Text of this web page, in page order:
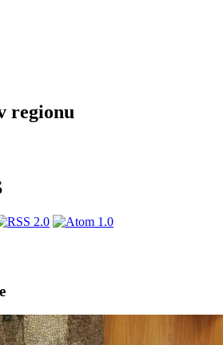
regionu